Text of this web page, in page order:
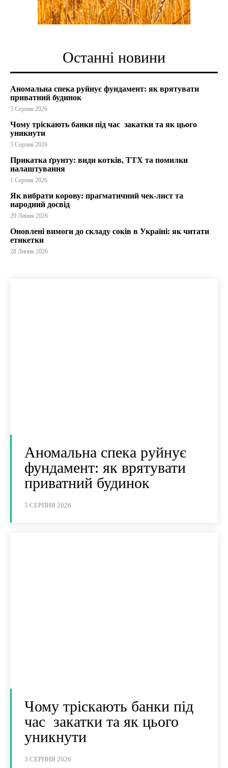
Останні новини
Аномальна спека руйнує фундамент: як врятувати
приватний будинок
5 Серпня 2026
Чому тріскають банки під час закатки та як цього
уникнути
3 Серпня 2026
Прикатка ґрунту: види котків, ТТХ та помилки
налаштування
1 Серпня 2026
Як вибрати корову: прагматичний чек-лист та
народний досвід
29 Липня 2026
Оновлені вимоги до складу соків в Україні: як читати
етикетки
28 Липня 2026
Аномальна спека руйнує
фундамент: як врятувати
приватний будинок
5 СЕРПНЯ 2026
Чому тріскають банки під
час закатки та як цього
уникнути
3 СЕРПНЯ 2026